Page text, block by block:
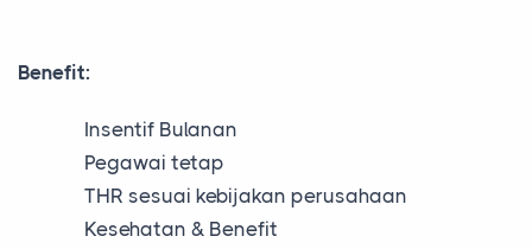
Benefit:
Insentif Bulanan
Pegawai tetap
THR sesuai kebijakan perusahaan
Kesehatan & Benefit